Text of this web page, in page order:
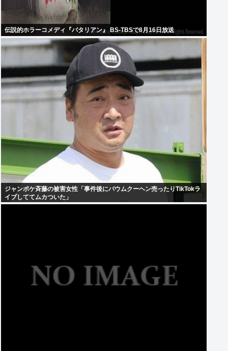
伝説的ホラーコメディ『バタリアン』 BS-TBSで8月16日放送
ジャンポケ斉藤の被害女性「事件後にバウムクーヘン売ったりTikTokラ
イブしててムカついた」